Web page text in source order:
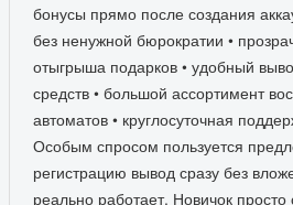
бонусы прямо после создания
без ненужной бюрократии •
отыгрыша подарков • удобный
средств • большой ассортимент
автоматов • круглосуточная
Особым спросом пользуется
регистрацию вывод сразу без
реально работает. Новичок просто